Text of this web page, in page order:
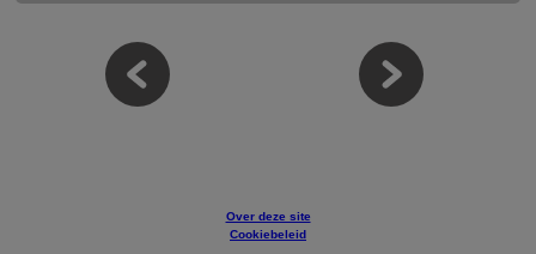
Over deze site
Cookiebeleid